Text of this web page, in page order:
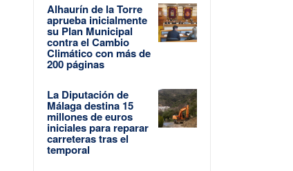
Alhaurín de la Torre
aprueba inicialmente
su Plan Municipal
contra el Cambio
Climático con más de
200 páginas
La Diputación de
Málaga destina 15
millones de euros
iniciales para reparar
carreteras tras el
temporal